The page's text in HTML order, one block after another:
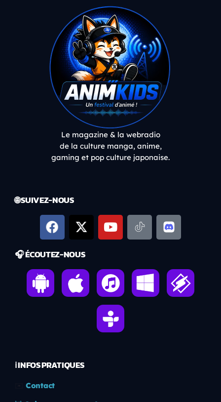
Le magazine & la webradio
de la culture manga, anime,
gaming et pop culture japonaise.
🌐 SUIVEZ-NOUS
🎧 ÉCOUTEZ-NOUS
ℹ️ INFOS PRATIQUES
Contact